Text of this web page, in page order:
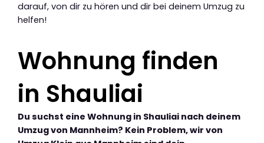
darauf, von dir zu hören und dir bei deinem Umzug zu
helfen!
Wohnung finden
in Shauliai
Du suchst eine Wohnung in Shauliai nach deinem
Umzug von Mannheim? Kein Problem, wir von